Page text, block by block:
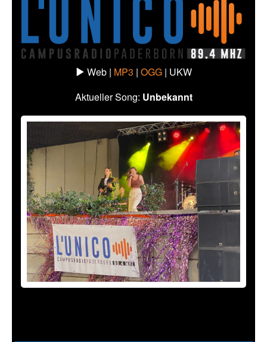
Web | MP3 | OGG | UKW
Aktueller Song: Unbekannt